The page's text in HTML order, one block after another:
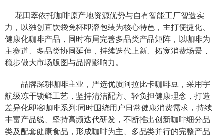
花田萃依托咖啡原产地资源优势与自有智能工厂智造实
力，以独创直饮袋免杯即溶包装为核心特色，主打便捷化、
健康化咖啡产品，同时布局完善多品类产品矩阵，以咖啡为
主赛道、多品类协同延伸，持续迭代上新、拓宽消费场景，
稳步做大市场版图与品牌影响力。
品牌深耕咖啡主业，严选优质阿拉比卡咖啡豆，采用宇
航级冻干锁鲜工艺，坚持清洁配方、轻负担健康理念，打造
差异化即溶咖啡系列;同时围绕用户日常健康消费需求，持续
丰富产品线、坚持高频迭代研发，不断推出创新咖啡细分品
类及配套健康食品，形成咖啡为主、多品类并行的完整产品